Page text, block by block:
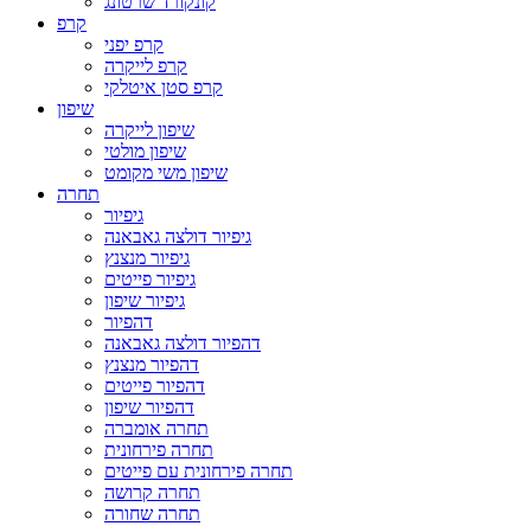
קרפ
קרפ יפני
קרפ לייקרה
קרפ סטן איטלקי
שיפון
שיפון לייקרה
שיפון מולטי
שיפון משי מקומט
תחרה
גיפיור
גיפיור דולצה גאבאנה
גיפיור מנצנץ
גיפיור פייטים
גיפיור שיפון
דהפיור
דהפיור דולצה גאבאנה
דהפיור מנצנץ
דהפיור פייטים
דהפיור שיפון
תחרה אומברה
תחרה פירחונית
תחרה פירחונית עם פייטים
תחרה קרושה
תחרה שחורה